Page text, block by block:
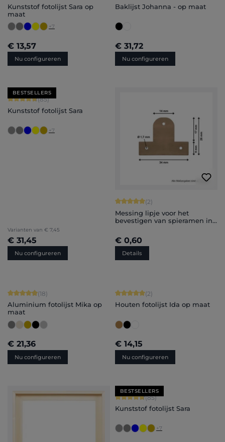
Kunststof fotolijst Sara op
maat
+7
€ 13,57
Nu configureren
Baklijst Johanna - op maat
€ 31,72
Nu configureren
BESTSELLERS
Gemiddelde waardering van 4.71 van 5 sterren
(85)
Kunststof fotolijst Sara
+7
Varianten van € 7,45
€ 31,45
Nu configureren
Gemiddelde waardering van 5 van 5
(2)
Messing lipje voor het
bevestigen van spieramen in
€ 0,60
Details
Gemiddelde waardering van 4.89 van 5 sterren
(18)
Aluminium fotolijst Mika op
maat
€ 21,36
Nu configureren
Gemiddelde waardering van 5 van 5
(2)
Houten fotolijst Ida op maat
€ 14,15
Nu configureren
BESTSELLERS
Gemiddelde waardering van 4.71
(85)
Kunststof fotolijst Sara
+7